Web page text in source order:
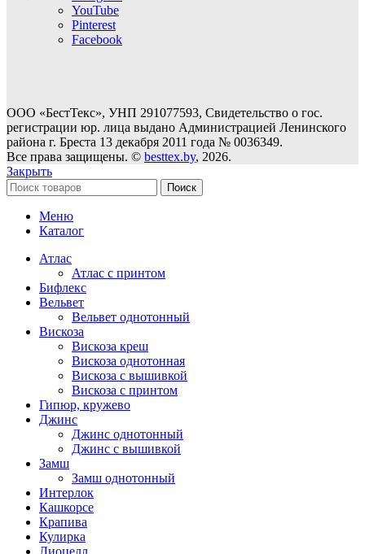
YouTube
Pinterest
Facebook
ООО «БестТекс», УНП 291077593, Свидетельство о гос.
регистрации юр. лица выдано Администрацией Ленинского
района г. Бреста 13 декабря 2011 года № 0036349.
Все права защищены. © besttex.by, 2026.
Закрыть
Поиск
Меню
Каталог
Атлас
Атлас с принтом
Бифлекс
Вельвет
Вельвет однотонный
Вискоза
Вискоза креш
Вискоза однотонная
Вискоза с вышивкой
Вискоза с принтом
Гипюр, кружево
Джинс
Джинс однотонный
Джинс с вышивкой
Замш
Замш однотонный
Интерлок
Кашкорсе
Крапива
Кулирка